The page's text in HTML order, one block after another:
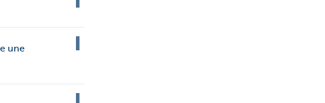
une